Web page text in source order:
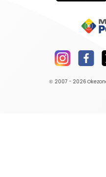
© 2007 - 2026